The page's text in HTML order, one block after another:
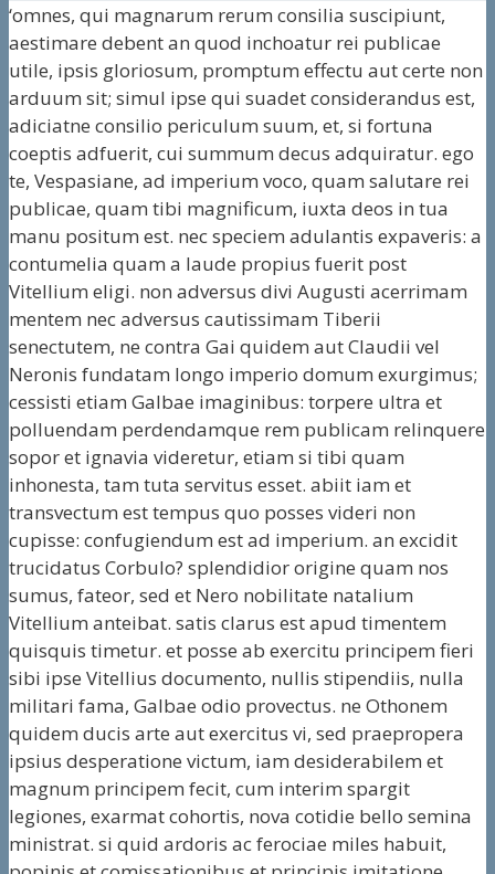
‘omnes, qui magnarum rerum consilia suscipiunt,
aestimare debent an quod inchoatur rei publicae
utile, ipsis gloriosum, promptum effectu aut certe non
arduum sit; simul ipse qui suadet considerandus est,
adiciatne consilio periculum suum, et, si fortuna
coeptis adfuerit, cui summum decus adquiratur. ego
te, Vespasiane, ad imperium voco, quam salutare rei
publicae, quam tibi magnificum, iuxta deos in tua
manu positum est. nec speciem adulantis expaveris: a
contumelia quam a laude propius fuerit post
Vitellium eligi. non adversus divi Augusti acerrimam
mentem nec adversus cautissimam Tiberii
senectutem, ne contra Gai quidem aut Claudii vel
Neronis fundatam longo imperio domum exurgimus;
cessisti etiam Galbae imaginibus: torpere ultra et
polluendam perdendamque rem publicam relinquere
sopor et ignavia videretur, etiam si tibi quam
inhonesta, tam tuta servitus esset. abiit iam et
transvectum est tempus quo posses videri non
cupisse: confugiendum est ad imperium. an excidit
trucidatus Corbulo? splendidior origine quam nos
sumus, fateor, sed et Nero nobilitate natalium
Vitellium anteibat. satis clarus est apud timentem
quisquis timetur. et posse ab exercitu principem fieri
sibi ipse Vitellius documento, nullis stipendiis, nulla
militari fama, Galbae odio provectus. ne Othonem
quidem ducis arte aut exercitus vi, sed praepropera
ipsius desperatione victum, iam desiderabilem et
magnum principem fecit, cum interim spargit
legiones, exarmat cohortis, nova cotidie bello semina
ministrat. si quid ardoris ac ferociae miles habuit,